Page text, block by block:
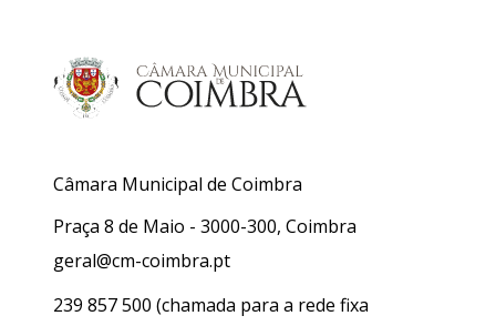
Câmara Municipal de Coimbra
Praça 8 de Maio - 3000-300, Coimbra
geral@cm-coimbra.pt
239 857 500 (chamada para a rede fixa